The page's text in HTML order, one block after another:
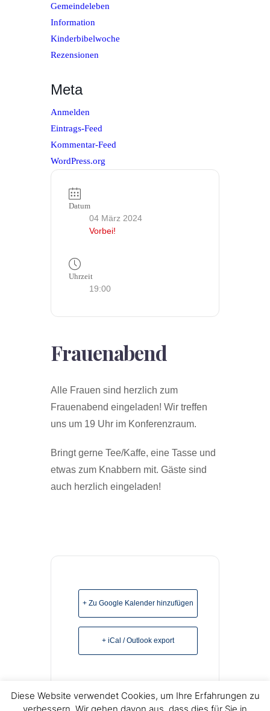
Gemeindeleben
Information
Kinderbibelwoche
Rezensionen
Meta
Anmelden
Eintrags-Feed
Kommentar-Feed
WordPress.org
Datum
04 März 2024
Vorbei!
Uhrzeit
19:00
Frauenabend
Alle Frauen sind herzlich zum
Frauenabend eingeladen! Wir treffen
uns um 19 Uhr im Konferenzraum.
Bringt gerne Tee/Kaffe, eine Tasse und
etwas zum Knabbern mit. Gäste sind
auch herzlich eingeladen!
+ Zu Google Kalender hinzufügen
+ iCal / Outlook export
Diese Website verwendet Cookies, um Ihre Erfahrungen zu